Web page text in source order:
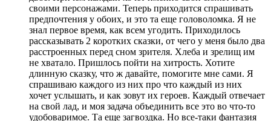
своими персонажами. Теперь приходится спрашивать
предпочтения у обоих, и это та еще головоломка. Я не
знал первое время, как всем угодить. Приходилось
рассказывать 2 коротких сказки, от чего у меня было два
расстроенных перед сном зрителя. Хлеба и зрелищ им
не хватало. Пришлось пойти на хитрость. Хотите
длинную сказку, что ж давайте, помогите мне сами. Я
спрашиваю каждого из них про что каждый из них
хочет услышать, и как зовут их героев. Каждый отвечает
на свой лад, и моя задача объединить все это во что-то
удобоваримое. Та еще загвоздка. Но все-таки фантазия